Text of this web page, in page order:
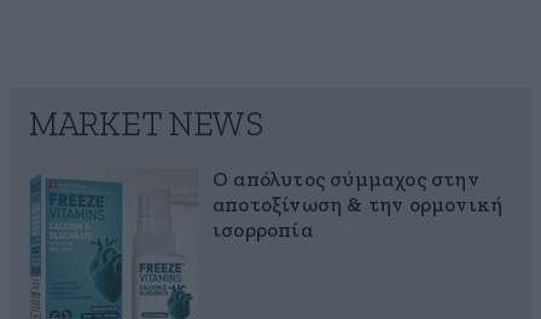
MARKET NEWS
Ο απόλυτος σύμμαχος στην
αποτοξίνωση & την ορμονική
ισορροπία